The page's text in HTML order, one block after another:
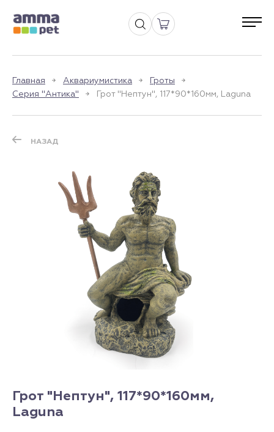
Главная Аквариумистика
Гроты
Серия "Антика"
Грот "Нептун", 117*90*160мм, Laguna
НАЗАД
Грот "Нептун", 117*90*160мм,
Laguna